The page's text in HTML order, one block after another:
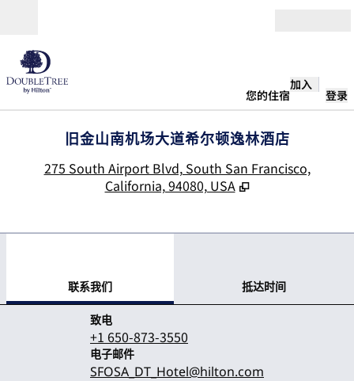
您的住宿
加入
登录
旧金山南机场大道希尔顿逸林酒店
275 South Airport Blvd, South San Francisco,
California, 94080, USA
联系我们 抵达时间
致电
致电
+1 650-873-3550
电子邮件
电子邮件
SFOSA_DT_Hotel@hilton.com